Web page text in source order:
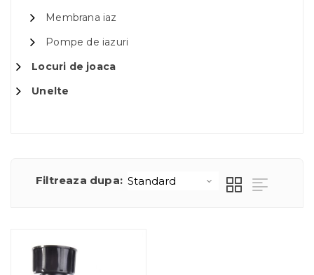
Membrana iaz
Pompe de iazuri
Locuri de joaca
Unelte
Filtreaza dupa: